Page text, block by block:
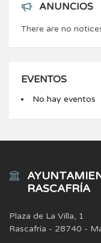
ANUNCIOS
There are no
EVENTOS
No hay eventos
RASCAFRÍA
Plaza de La Villa, 1
Rascafría - 28740 -